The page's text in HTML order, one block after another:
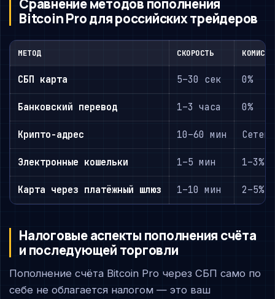
Сравнение методов пополнения
Bitcoin Pro для российских трейдеров
МЕТОД СКОРОСТЬ
СБП карта 5–30 сек 0%
Банковский перевод 1–3 часа 0%
Крипто-адрес 10–60 мин
Электронные кошельки 1–5 мин 1–3%
Карта через платёжный шлюз 1–10 мин 2–5%
Налоговые аспекты пополнения счёта
и последующей торговли
Пополнение счёта Bitcoin Pro через СБП само по
себе не облагается налогом — это ваш